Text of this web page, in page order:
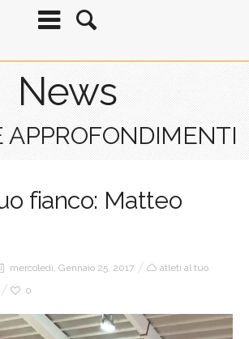
News
APPROFONDIMENTI
fianco: Matteo
mercoledì, Gennaio 25, 2017
atleti al tuo
0